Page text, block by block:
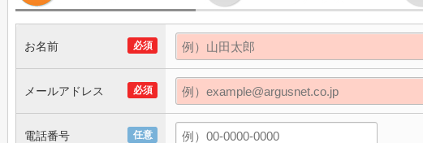
必須
お名前
必須
メールアドレス
任意
電話番号